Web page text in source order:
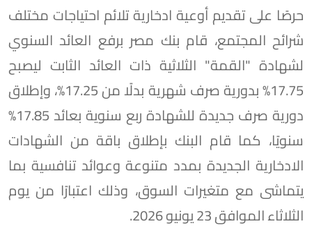
حرصًا على تقديم أوعية ادخارية تلائم احتياجات مختلف
شرائح المجتمع، قام بنك مصر برفع العائد السنوي
لشهادة "القمة" الثلاثية ذات العائد الثابت ليصبح
17.75% بدورية صرف شهرية بدلًا من 17.25%، وإطلاق
دورية صرف جديدة للشهادة ربع سنوية بعائد 17.85%
سنويًا، كما قام البنك بإطلاق باقة من الشهادات
الادخارية الجديدة بمدد متنوعة وعوائد تنافسية بما
يتماشى مع متغيرات السوق، وذلك اعتبارًا من يوم
الثلاثاء الموافق 23 يونيو 2026.